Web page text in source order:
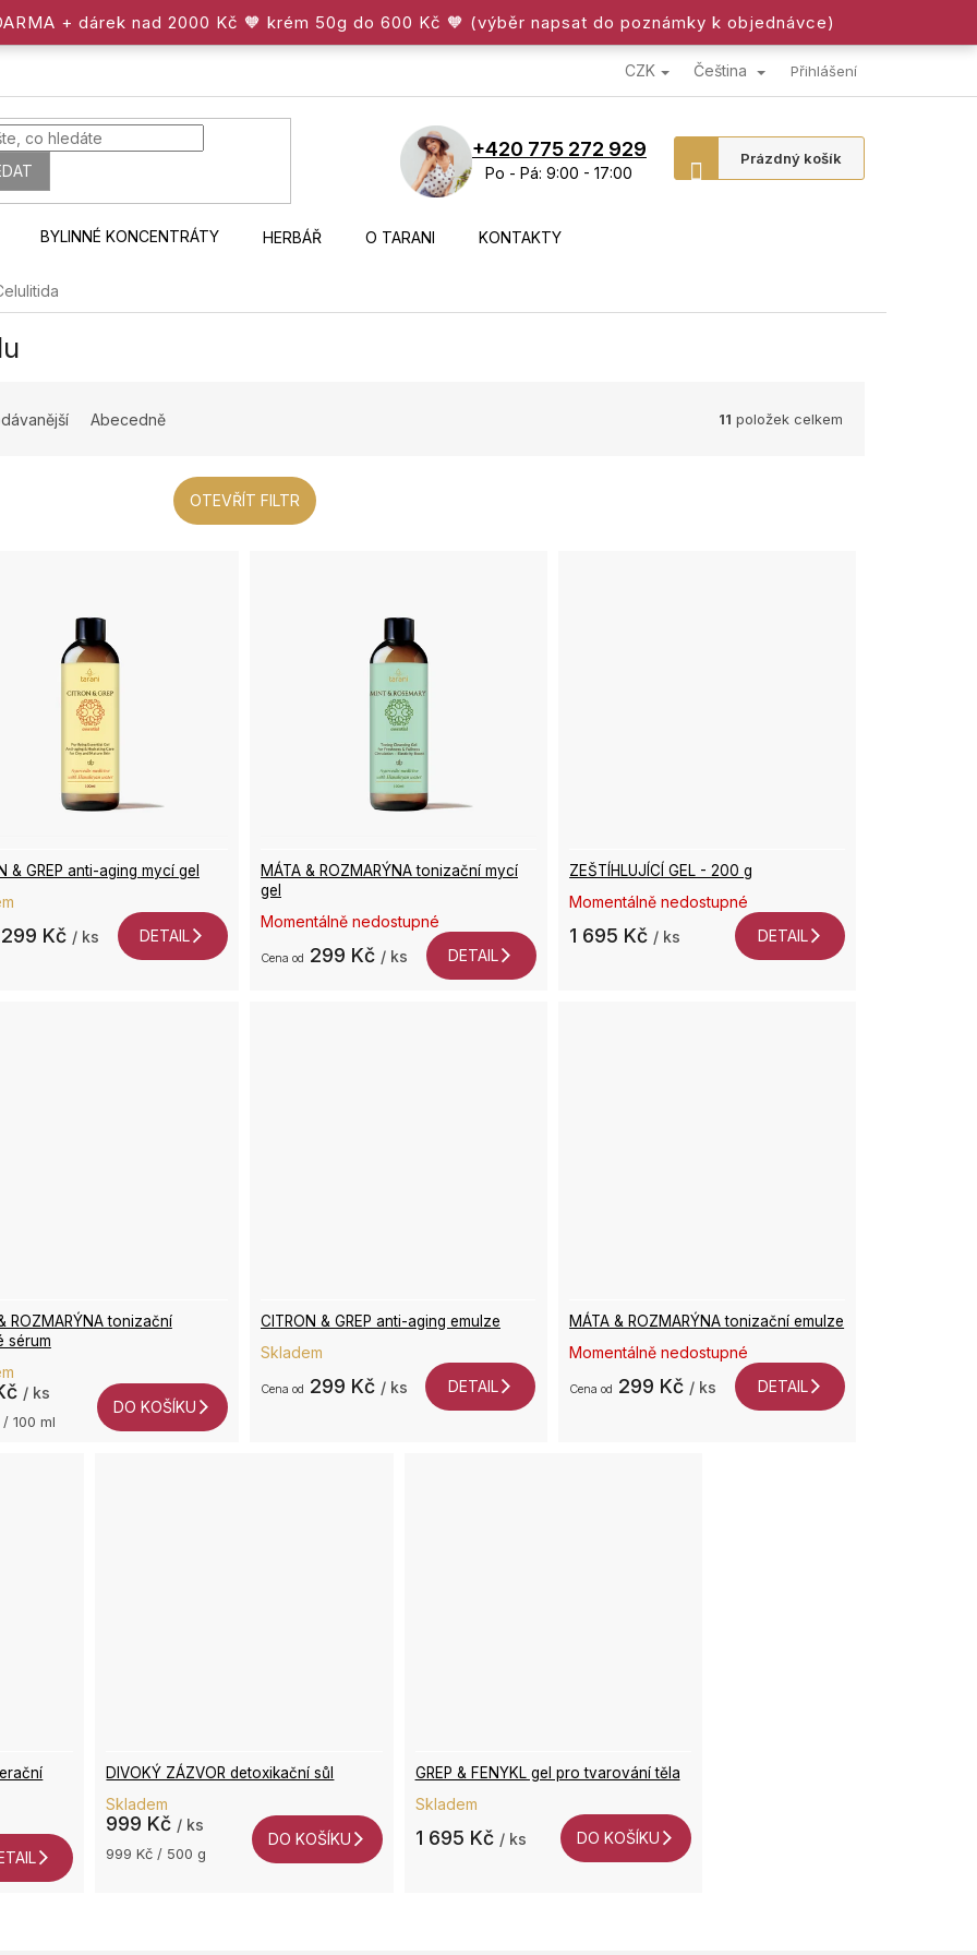
+ dárek nad 2000 Kč 🧡 krém 50g do 600 Kč 🧡 (výběr napsat do poznámky k objednávce)
CZK Čeština Přihlášení
+420 775 272 929
Po - Pá: 9:00 - 17:00
Nákupní
košík
Prázdný košík
BYLINNÉ KONCENTRÁTY HERBÁŘ O TARANI KONTAKTY
Abecedně 11 položek celkem
OTEVŘÍT FILTR
& GREP anti-aging mycí gel
299 Kč / ks DETAIL
MÁTA & ROZMARÝNA tonizační mycí
gel
Momentálně nedostupné
od 299 Kč / ks DETAIL
ZEŠTÍHLUJÍCÍ GEL - 200 g
Momentálně nedostupné
1 695 Kč / ks DETAIL
ROZMARÝNA tonizační
sérum
/ ks
100 ml
DO KOŠÍKU
CITRON & GREP anti-aging emulze
Skladem
od 299 Kč / ks DETAIL
MÁTA & ROZMARÝNA tonizační emulze
Momentálně nedostupné
od 299 Kč / ks DETAIL
DIVOKÝ ZÁZVOR detoxikační sůl
Skladem
999 Kč / ks
Měrná
999 Kč / 500 g
DO KOŠÍKU
GREP & FENYKL gel pro tvarování těla
Skladem
1 695 Kč / ks DO KOŠÍKU